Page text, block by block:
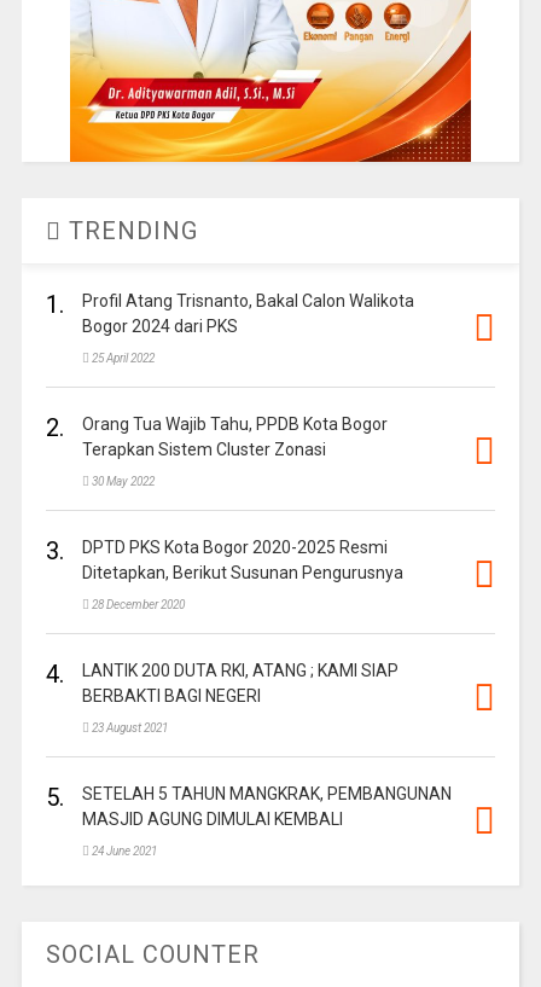
TRENDING
1.
Profil Atang Trisnanto, Bakal Calon Walikota
Bogor 2024 dari PKS
25 April 2022
2.
Orang Tua Wajib Tahu, PPDB Kota Bogor
Terapkan Sistem Cluster Zonasi
30 May 2022
3.
DPTD PKS Kota Bogor 2020-2025 Resmi
Ditetapkan, Berikut Susunan Pengurusnya
28 December 2020
4.
LANTIK 200 DUTA RKI, ATANG ; KAMI SIAP
BERBAKTI BAGI NEGERI
23 August 2021
5.
SETELAH 5 TAHUN MANGKRAK, PEMBANGUNAN
MASJID AGUNG DIMULAI KEMBALI
24 June 2021
SOCIAL COUNTER